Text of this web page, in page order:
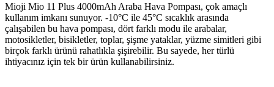
Mioji Mio 11 Plus 4000mAh Araba Hava Pompası, çok amaçlı
kullanım imkanı sunuyor. -10°C ile 45°C sıcaklık arasında
çalışabilen bu hava pompası, dört farklı modu ile arabalar,
motosikletler, bisikletler, toplar, şişme yataklar, yüzme simitleri gibi
birçok farklı ürünü rahatlıkla şişirebilir. Bu sayede, her türlü
ihtiyacınız için tek bir ürün kullanabilirsiniz.